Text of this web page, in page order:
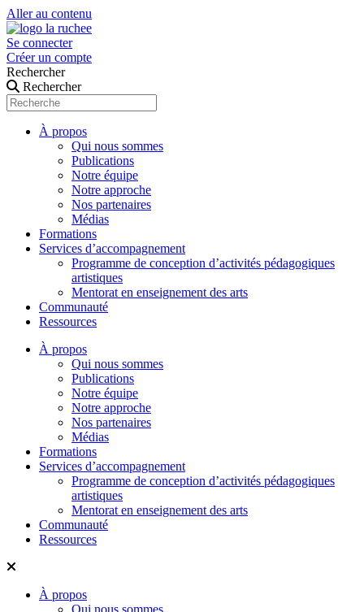
Aller au contenu
Se connecter
Créer un compte
Rechercher
Rechercher
À propos
Qui nous sommes
Publications
Notre équipe
Notre approche
Nos partenaires
Médias
Formations
Services d’accompagnement
Programme de conception d’activités pédagogiques
artistiques
Mentorat en enseignement des arts
Communauté
Ressources
À propos
Qui nous sommes
Publications
Notre équipe
Notre approche
Nos partenaires
Médias
Formations
Services d’accompagnement
Programme de conception d’activités pédagogiques
artistiques
Mentorat en enseignement des arts
Communauté
Ressources
À propos
Qui nous sommes